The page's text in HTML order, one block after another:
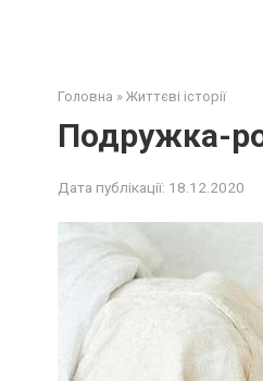
Головна » Життєві історії
Подружка-
Дата публікації: 18.12.2020